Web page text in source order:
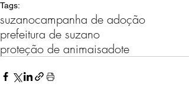
Tags:
suzanocampanha de adoção
prefeitura de suzano
proteção de animaisadote